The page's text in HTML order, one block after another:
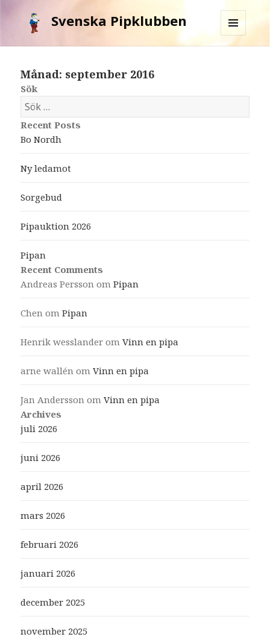
Svenska Pipklubben
MENY
Månad: september 2016
Sök
S
ö
k
e
t
r
Recent Posts
Bo Nordh
Ny ledamot
Sorgebud
Pipauktion 2026
Pipan
Recent Comments
Andreas Persson omPipan
Chen omPipan
Henrik wesslander omVinn en pipa
arne wallén omVinn en pipa
Jan Andersson omVinn en pipa
Archives
juli 2026
juni 2026
april 2026
mars 2026
februari 2026
januari 2026
december 2025
november 2025